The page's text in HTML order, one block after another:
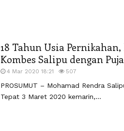
18 Tahun Usia
Kombes Salipu dengan
4 Mar 2020 18:21 507
PROSUMUT – Mohamad Rendra
Tepat 3 Maret 2020 kemarin,...